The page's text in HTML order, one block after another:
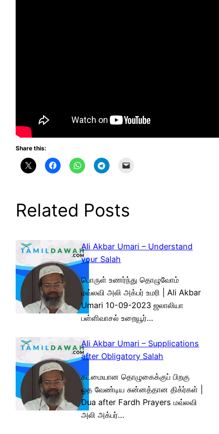
Share this:
Related Posts
Ali Akbar Umari – Understand
your Salah
பொருள் உணர்ந்து தொழுவோம்
மவ்லவி அலி அக்பர் உமரி | Ali Akbar
Umari 10-09-2023 ஜலாலியா
பள்ளிவாசல் உறையூர்…
Ali Akbar Umari – Supplications
after Obligatory Salah
கடமையான தொழுகைக்குப் பிறகு
ஓத வேண்டிய சுன்னத்தான திக்ர்கள் |
Dua after Fardh Prayers மவ்லவி
அலி அக்பர்…